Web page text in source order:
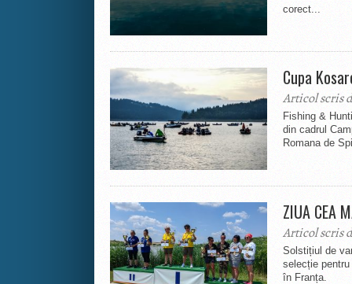
corect...
Cupa
Articol scris
Fishing &
din cadrul
Romana de
ZIUA CEA
Articol scris
Solstițiul de
selecție
în Franța.